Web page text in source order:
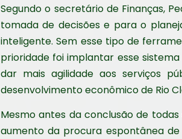
Segundo o secretário de Finanças,
tomada de decisões e para o
inteligente. Sem esse tipo de
prioridade foi implantar esse
dar mais agilidade aos serviços
desenvolvimento econômico de Rio
Mesmo antes da conclusão de
aumento da procura espontânea